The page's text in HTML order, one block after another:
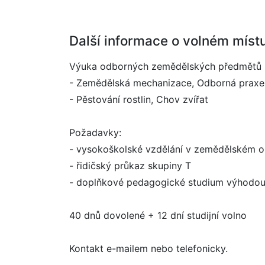
Další informace o volném
Výuka odborných zemědělských předmětů
- Zemědělská mechanizace, Odborná praxe
- Pěstování rostlin, Chov zvířat
Požadavky:
- vysokoškolské vzdělání v zemědělském
- řidičský průkaz skupiny T
- doplňkové pedagogické studium výhodou
40 dnů dovolené + 12 dní studijní volno
Kontakt e-mailem nebo telefonicky.